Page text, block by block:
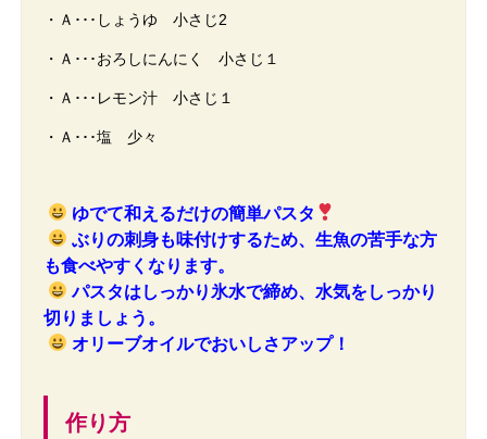
・Ａ･･･しょうゆ 小さじ2
・Ａ･･･おろしにんにく 小さじ１
・Ａ･･･レモン汁 小さじ１
・Ａ･･･塩 少々
ゆでて和えるだけの簡単パスタ
ぶりの刺身も味付けするため、生魚の苦手な方
も食べやすくなります。
パスタはしっかり氷水で締め、水気をしっかり
切りましょう。
オリーブオイルでおいしさアップ！
作り方